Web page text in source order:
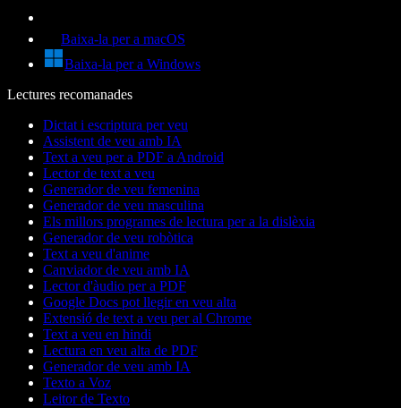
Baixa-la per a macOS
Baixa-la per a Windows
Lectures recomanades
Dictat i escriptura per veu
Assistent de veu amb IA
Text a veu per a PDF a Android
Lector de text a veu
Generador de veu femenina
Generador de veu masculina
Els millors programes de lectura per a la dislèxia
Generador de veu robòtica
Text a veu d'anime
Canviador de veu amb IA
Lector d'àudio per a PDF
Google Docs pot llegir en veu alta
Extensió de text a veu per al Chrome
Text a veu en hindi
Lectura en veu alta de PDF
Generador de veu amb IA
Texto a Voz
Leitor de Texto